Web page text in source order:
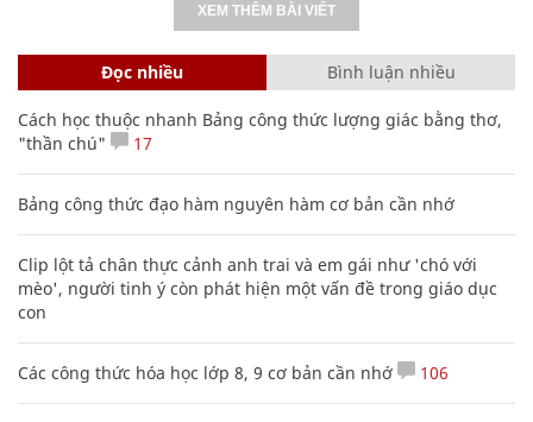
XEM THÊM BÀI VIẾT
Đọc nhiều Bình luận nhiều
Cách học thuộc nhanh Bảng công thức lượng giác bằng thơ,
"thần chú"
17
Bảng công thức đạo hàm nguyên hàm cơ bản cần nhớ
Clip lột tả chân thực cảnh anh trai và em gái như 'chó với
mèo', người tinh ý còn phát hiện một vấn đề trong giáo dục
con
Các công thức hóa học lớp 8, 9 cơ bản cần nhớ 106